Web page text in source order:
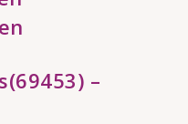
–